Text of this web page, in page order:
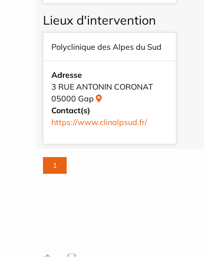
Lieux d'intervention
Polyclinique des Alpes du Sud
Adresse
3 RUE ANTONIN CORONAT
05000 Gap
Contact(s)
https://www.clinalpsud.fr/
1